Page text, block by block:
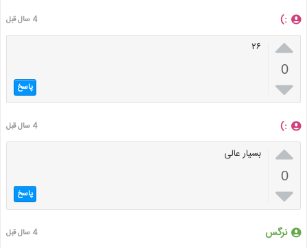
:) 4 سال قبل

0

۲۶
پاسخ
:) 4 سال قبل

0

بسیار عالی
پاسخ
نرگس 4 سال قبل